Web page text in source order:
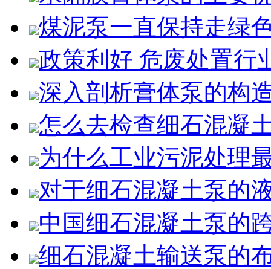
煤泥泵一直保持走绿
政策利好 危废处置行
深入剖析膏体泵的构
怎么去检查细石混凝
为什么工业污泥处理
对于细石混凝土泵的
中国细石混凝土泵的
细石混凝土输送泵的